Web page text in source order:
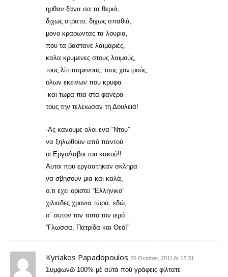
ηρθαν ξανα σα τα θεριά,
διχως στρατο, διχως σπαθιά,
μονο κραρωντας τα λουρια,
που τα βαστανε λαιμαριές,
καλα κρυμενες στους λαιμούς,
τους λίπιασμενους, τους χοντρούς,
ολων εκεινων που κρυφα
-και τωρα πια στα φανερα-
τους την τελειωσαν τη Δουλειά!
-Ας κανουμε ολοι ενα “Ντου”
να ξηλωθουν από παντού
οι ΕργοΛαβοι του κακού!!
Αυτοι που εργαατηκαν σκληρα
να σβησουν μια και καλά,
ο,τι εχει οριστεί “Ελληνικο”
χιλιαδες χρονια τώρα, εδώ,
σ´ αυτον τον τοπο τον ιερό…
“Γλωσσα, Πατρίδα και Θεό!”
Kyriakos Papadopoulos 26 October, 2011 At 12:31
Συμφωνῶ 100% μὲ αὐτὰ ποὺ γράφεις φίλτατε